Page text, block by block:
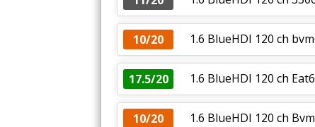
10/20 1.6 BlueHDI 120 ch
17.5/20 1.6 BlueHDI 120 ch
10/20 1.6 BlueHDI 120 ch